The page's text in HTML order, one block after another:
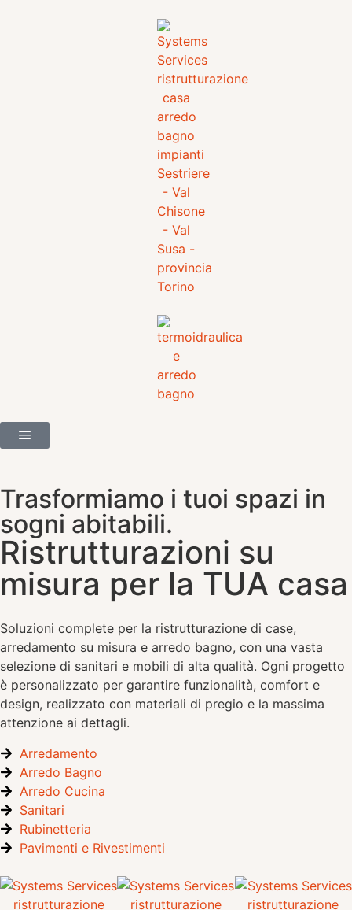
Trasformiamo i tuoi spazi in
sogni abitabili.
Ristrutturazioni su
misura per la TUA casa
Soluzioni complete per la ristrutturazione di case,
arredamento su misura e arredo bagno, con una vasta
selezione di sanitari e mobili di alta qualità. Ogni progetto
è personalizzato per garantire funzionalità, comfort e
design, realizzato con materiali di pregio e la massima
attenzione ai dettagli.
Arredamento
Arredo Bagno
Arredo Cucina
Sanitari
Rubinetteria
Pavimenti e Rivestimenti